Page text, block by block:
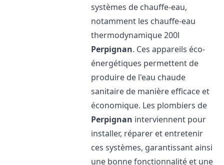
systèmes de chauffe-eau,
notamment les chauffe-eau
thermodynamique 200l
Perpignan. Ces appareils éco-
énergétiques permettent de
produire de l'eau chaude
sanitaire de manière efficace et
économique. Les plombiers de
Perpignan interviennent pour
installer, réparer et entretenir
ces systèmes, garantissant ainsi
une bonne fonctionnalité et une